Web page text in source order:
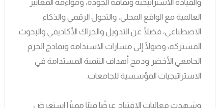
والقيادة الاستراتيجية وثقافة الجودة، ومواءمة المعايير
العالمية مع الواقع المحلي، والتحول الرقمي والذكاء
الاصطناعي، فضلًا عن التدويل والحراك الأكاديمي والبحوث
المشتركة، وصولًا إلى مسارات الاستدامة ونماذج الحرم
الجامعي الأخضر ودمج أهداف التنمية المستدامة في
الاستراتيجيات المؤسسية للجامعات.
وشهدت فعاليات الافتتاح عرضًا فنيًا مميزًا استعرض